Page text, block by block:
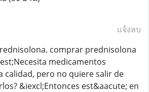
แจ้งลบ
comprar prednisolona
medicamentos
calidad, pero no quiere salir de
&iexcl;Entonces est&aacute; en